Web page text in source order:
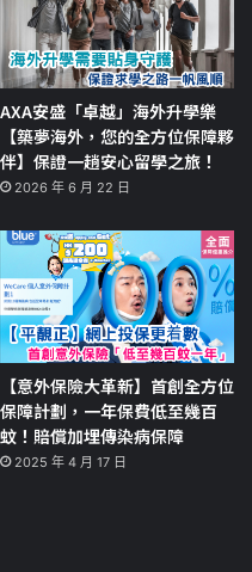
AXA安盛「卓越」海外升學樂
【築夢海外，您的全方位保障夥
伴】保證一趟安心留學之旅！
2026 年 6 月 22 日
【意外保險大革新】首創全方位
保障計劃，一年保費低至幾百
蚊！賠償加埋傳染病保障
2025 年 4 月 17 日